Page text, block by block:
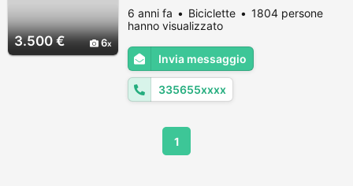
3.500 € 6
freno Braking WFIX Salsicciotti Pellicolata
3M Rock Guard Rock shox super deluxe coil
mono originale. Possibiltà di spedizione .
Non Smebro, non scambio, cambio per
passaggio Ebike. per info What...
6 anni fa Biciclette
1804 persone
hanno visualizzato
Invia messaggio
335655xxxx
1